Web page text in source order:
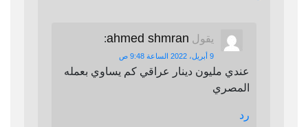
يقول ahmed shmran
:
9 أبريل، 2022 الساعة 9:48 ص
عندي مليون دينار عراقي كم يساوي بعمله
المصري
رد